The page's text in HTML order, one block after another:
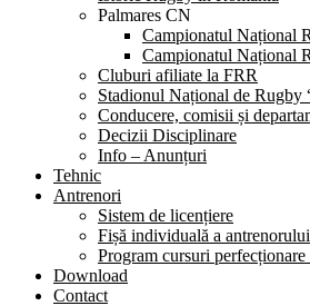
Palmares CN
Campionatul Național
Campionatul Național
Cluburi afiliate la FRR
Stadionul Național de Rugby
Conducere, comisii și
Decizii Disciplinare
Info – Anunțuri
Tehnic
Antrenori
Sistem de licențiere
Fișă individuală a antrenorului
Program cursuri perfecționare
Download
Contact